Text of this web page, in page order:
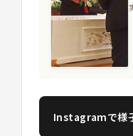
Instagramで様